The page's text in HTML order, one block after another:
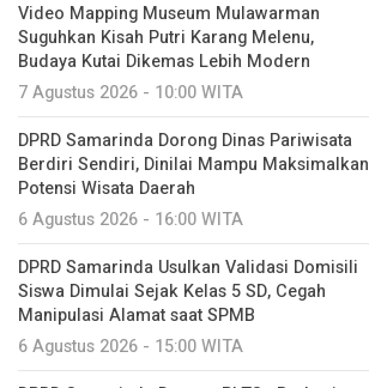
Video Mapping Museum Mulawarman
Suguhkan Kisah Putri Karang Melenu,
Budaya Kutai Dikemas Lebih Modern
7 Agustus 2026 - 10:00 WITA
DPRD Samarinda Dorong Dinas Pariwisata
Berdiri Sendiri, Dinilai Mampu Maksimalkan
Potensi Wisata Daerah
6 Agustus 2026 - 16:00 WITA
DPRD Samarinda Usulkan Validasi Domisili
Siswa Dimulai Sejak Kelas 5 SD, Cegah
Manipulasi Alamat saat SPMB
6 Agustus 2026 - 15:00 WITA